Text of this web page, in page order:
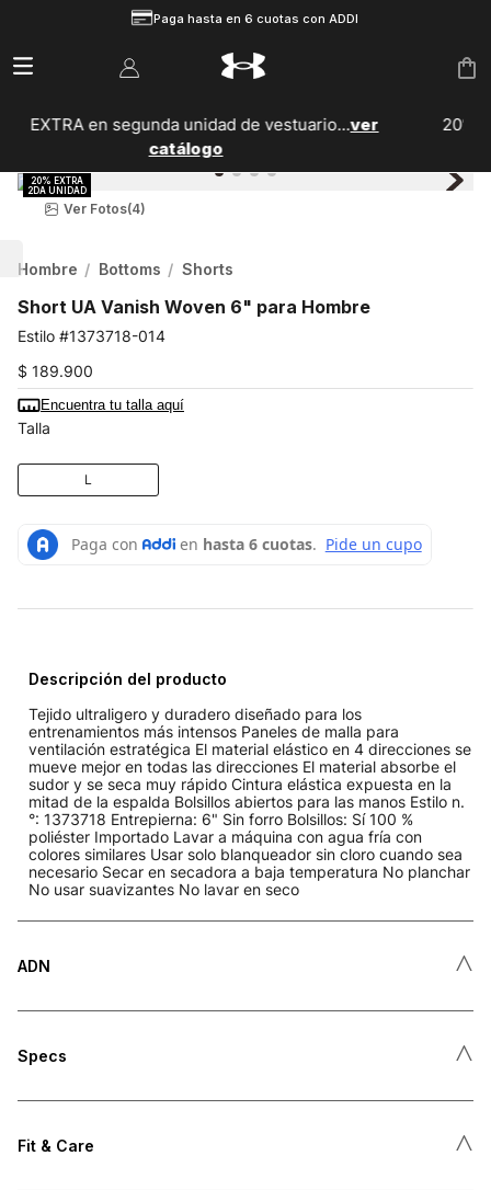
Paga hasta en 6 cuotas con ADDI
20% Extra en segunda unidad de calzado...
Ver
Ver Fotos(4)
Hombre Bottoms Shorts
Short UA Vanish Woven 6" para Hombre
1373718-014
$ 189.900
Encuentra tu talla aquí
Talla
L
Descripción del producto
Tejido ultraligero y duradero diseñado para los
entrenamientos más intensos Paneles de malla para
ventilación estratégica El material elástico en 4 direcciones se
mueve mejor en todas las direcciones El material absorbe el
sudor y se seca muy rápido Cintura elástica expuesta en la
mitad de la espalda Bolsillos abiertos para las manos Estilo n.
°: 1373718 Entrepierna: 6" Sin forro Bolsillos: Sí 100 %
poliéster Importado Lavar a máquina con agua fría con
colores similares Usar solo blanqueador sin cloro cuando sea
necesario Secar en secadora a baja temperatura No planchar
No usar suavizantes No lavar en seco
ADN ˄
Specs ˄
Fit & Care ˄